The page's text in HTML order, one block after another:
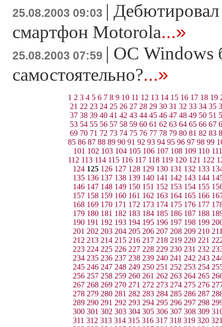
25.08.2003 09:03 |
смартфон Motorola...»
25.08.2003 07:59 | ОС Windows
самостоятельно?...»
1 2 3 4 5 6 7 8 9 10 11 12 13 14 15 16 17 18 19
21 22 23 24 25 26 27 28 29 30 31 32 33 34 35
37 38 39 40 41 42 43 44 45 46 47 48 49 50 51
53 54 55 56 57 58 59 60 61 62 63 64 65 66 67
69 70 71 72 73 74 75 76 77 78 79 80 81 82 83
85 86 87 88 89 90 91 92 93 94 95 96 97 98 99
101 102 103 104 105 106 107 108 109 110 111
112 113 114 115 116 117 118 119 120 121 122
124 125 126 127 128 129 130 131 132 133
135 136 137 138 139 140 141 142 143 144
146 147 148 149 150 151 152 153 154 155
157 158 159 160 161 162 163 164 165 166
168 169 170 171 172 173 174 175 176 177
179 180 181 182 183 184 185 186 187 188
190 191 192 193 194 195 196 197 198 199
201 202 203 204 205 206 207 208 209 210
212 213 214 215 216 217 218 219 220 221
223 224 225 226 227 228 229 230 231 232
234 235 236 237 238 239 240 241 242 243
245 246 247 248 249 250 251 252 253 254
256 257 258 259 260 261 262 263 264 265
267 268 269 270 271 272 273 274 275 276
278 279 280 281 282 283 284 285 286 287
289 290 291 292 293 294 295 296 297 298
300 301 302 303 304 305 306 307 308 309
311 312 313 314 315 316 317 318 319 320